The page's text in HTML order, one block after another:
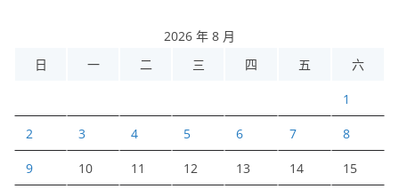
2026 年 8 月
日
一 二 三 四 五 六
1
2 3 4 5 6 7 8
9 10 11 12 13 14 15